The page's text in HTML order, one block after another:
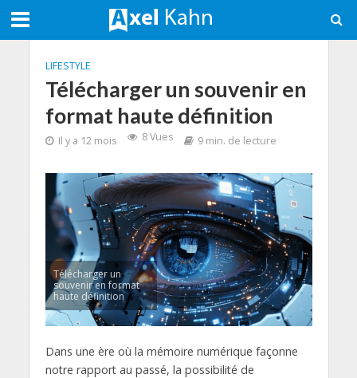
LIFESTYLE
Télécharger un souvenir en
format haute définition
Il y a 12 mois 8 Vues 9 min. de lecture
Télécharger un
souvenir en format
haute définition
Dans une ère où la mémoire numérique façonne
notre rapport au passé, la possibilité de